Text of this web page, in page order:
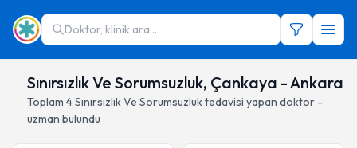
Doktor, klinik ara...
Sınırsızlık Ve Sorumsuzluk, Çankaya - Ankara
Toplam 4Sınırsızlık Ve Sorumsuzluktedavisi yapan doktor -
uzman bulundu